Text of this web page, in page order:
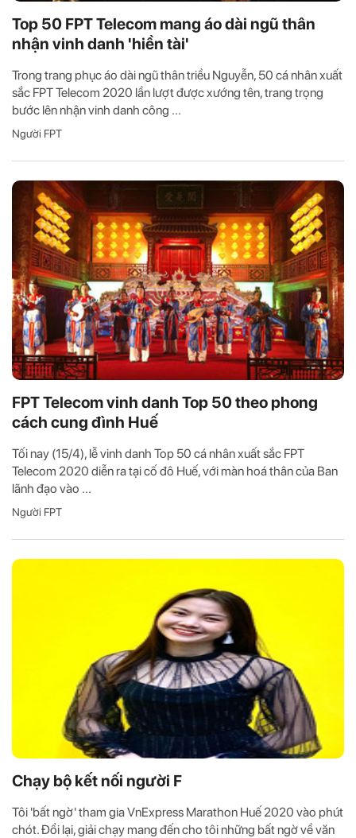
Top 50 FPT Telecom mang áo dài ngũ thân
nhận vinh danh 'hiền tài'
Trong trang phục áo dài ngũ thân triều Nguyễn, 50 cá nhân xuất
sắc FPT Telecom 2020 lần lượt được xướng tên, trang trọng
bước lên nhận vinh danh công ...
Người FPT
FPT Telecom vinh danh Top 50 theo phong
cách cung đình Huế
Tối nay (15/4), lễ vinh danh Top 50 cá nhân xuất sắc FPT
Telecom 2020 diễn ra tại cố đô Huế, với màn hoá thân của Ban
lãnh đạo vào ...
Người FPT
Chạy bộ kết nối người F
Tôi 'bất ngờ' tham gia VnExpress Marathon Huế 2020 vào phút
chót. Đổi lại, giải chạy mang đến cho tôi những bất ngờ về văn